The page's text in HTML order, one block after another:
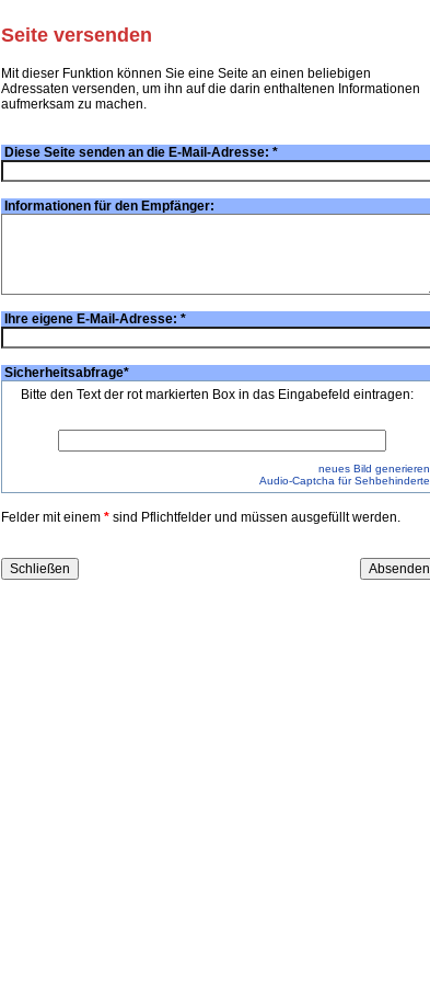
Seite versenden
Mit dieser Funktion können Sie eine Seite an einen beliebigen
Adressaten versenden, um ihn auf die darin enthaltenen Informationen
aufmerksam zu machen.
Diese Seite senden an die E-Mail-Adresse: *
Informationen für den Empfänger:
Ihre eigene E-Mail-Adresse: *
Sicherheitsabfrage*
Bitte den Text der rot markierten Box in das Eingabefeld eintragen:
neues Bild generieren
Audio-Captcha für Sehbehinderte
Felder mit einem * sind Pflichtfelder und müssen ausgefüllt werden.